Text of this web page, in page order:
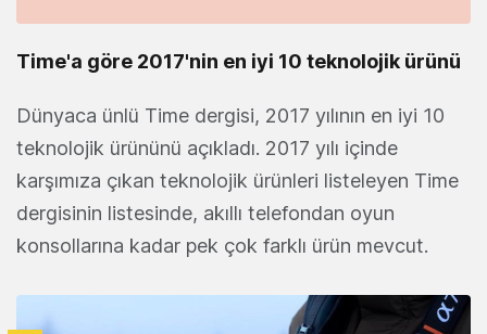
Time'a göre 2017'nin en iyi 10 teknolojik ürünü
Dünyaca ünlü Time dergisi, 2017 yılının en iyi 10
teknolojik ürününü açıkladı. 2017 yılı içinde
karşımıza çıkan teknolojik ürünleri listeleyen Time
dergisinin listesinde, akıllı telefondan oyun
konsollarına kadar pek çok farklı ürün mevcut.